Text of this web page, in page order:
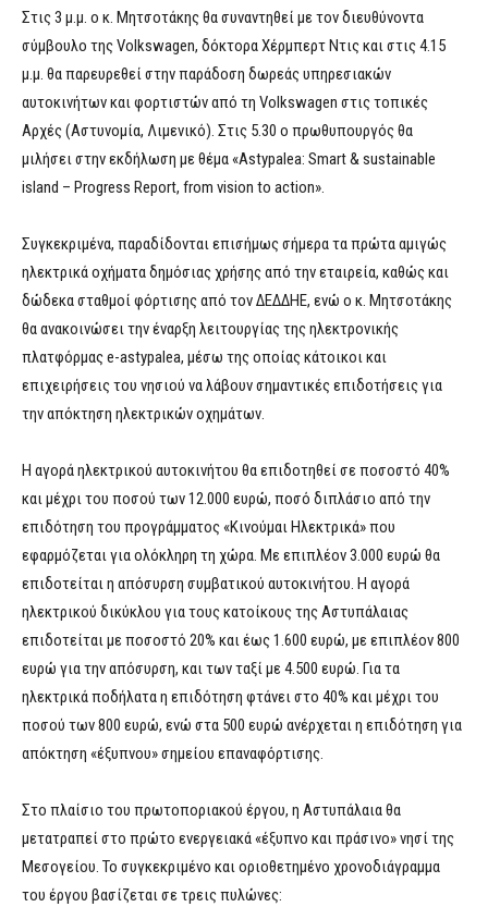
Στις 3 μ.μ. ο κ. Μητσοτάκης θα συναντηθεί με τον διευθύνοντα
σύμβουλο της Volkswagen, δόκτορα Χέρμπερτ Ντις και στις 4.15
μ.μ. θα παρευρεθεί στην παράδοση δωρεάς υπηρεσιακών
αυτοκινήτων και φορτιστών από τη Volkswagen στις τοπικές
Αρχές (Αστυνομία, Λιμενικό). Στις 5.30 ο πρωθυπουργός θα
μιλήσει στην εκδήλωση με θέμα «Astypalea: Smart & sustainable
island – Progress Report, from vision to action».
Συγκεκριμένα, παραδίδονται επισήμως σήμερα τα πρώτα αμιγώς
ηλεκτρικά οχήματα δημόσιας χρήσης από την εταιρεία, καθώς και
δώδεκα σταθμοί φόρτισης από τον ΔΕΔΔΗΕ, ενώ ο κ. Μητσοτάκης
θα ανακοινώσει την έναρξη λειτουργίας της ηλεκτρονικής
πλατφόρμας e-astypalea, μέσω της οποίας κάτοικοι και
επιχειρήσεις του νησιού να λάβουν σημαντικές επιδοτήσεις για
την απόκτηση ηλεκτρικών οχημάτων.
Η αγορά ηλεκτρικού αυτοκινήτου θα επιδοτηθεί σε ποσοστό 40%
και μέχρι του ποσού των 12.000 ευρώ, ποσό διπλάσιο από την
επιδότηση του προγράμματος «Κινούμαι Ηλεκτρικά» που
εφαρμόζεται για ολόκληρη τη χώρα. Με επιπλέον 3.000 ευρώ θα
επιδοτείται η απόσυρση συμβατικού αυτοκινήτου. Η αγορά
ηλεκτρικού δικύκλου για τους κατοίκους της Αστυπάλαιας
επιδοτείται με ποσοστό 20% και έως 1.600 ευρώ, με επιπλέον 800
ευρώ για την απόσυρση, και των ταξί με 4.500 ευρώ. Για τα
ηλεκτρικά ποδήλατα η επιδότηση φτάνει στο 40% και μέχρι του
ποσού των 800 ευρώ, ενώ στα 500 ευρώ ανέρχεται η επιδότηση για
απόκτηση «έξυπνου» σημείου επαναφόρτισης.
Στο πλαίσιο του πρωτοποριακού έργου, η Αστυπάλαια θα
μετατραπεί στο πρώτο ενεργειακά «έξυπνο και πράσινο» νησί της
Μεσογείου. Το συγκεκριμένο και οριοθετημένο χρονοδιάγραμμα
του έργου βασίζεται σε τρεις πυλώνες: